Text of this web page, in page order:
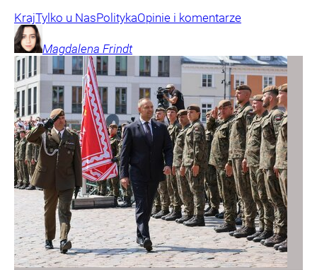
KrajTylko u NasPolitykaOpinie i komentarze
Magdalena Frindt